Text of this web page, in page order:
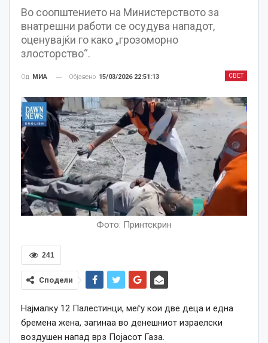
Во соопштението на Министерството за
внатрешни работи се осудува нападот,
оценувајќи го како „грозоморно
злосторство“.
СВЕТ
Од МИА Објавено 15/03/2026 22:51:13
Фото: Принтскрин
241
Сподели
Најмалку 12 Палестинци, меѓу кои две деца и една
бремена жена, загинаа во денешниот израелски
воздушен напад врз Појасот Газа.